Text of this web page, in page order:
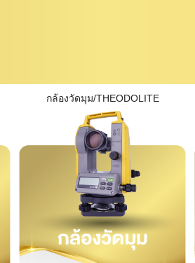
กล้องวัดมุม/THEODOLITE